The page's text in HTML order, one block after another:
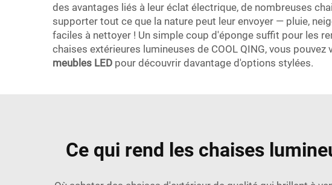
des avantages liés à leur éclat électrique, de nombreuses
supporter tout ce que la nature peut leur envoyer — pluie,
faciles à nettoyer ! Un simple coup d'éponge suffit pour les
chaises extérieures lumineuses de COOL QING, vous
meubles LED pour découvrir davantage d'options stylées.
Ce qui rend les chaises